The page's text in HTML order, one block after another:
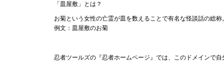
「皿屋敷」とは？
お菊という女性の亡霊が皿を数えることで有名な怪談話の総称
例文：皿屋敷のお菊
忍者ツールズの『忍者ホームページ』では、このドメインで